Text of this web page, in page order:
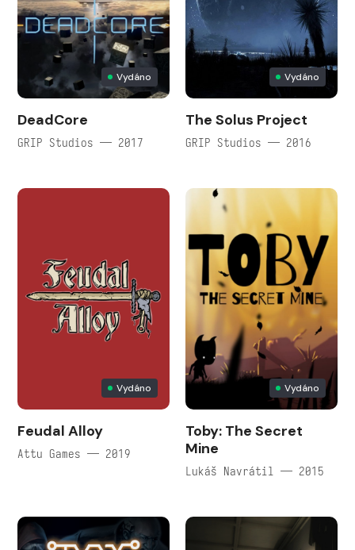
Vydáno
DeadCore
GRIP Studios — 2017
Vydáno
The Solus Project
GRIP Studios — 2016
Vydáno
Feudal Alloy
Attu Games — 2019
Vydáno
Toby: The Secret
Mine
Lukáš Navrátil — 2015